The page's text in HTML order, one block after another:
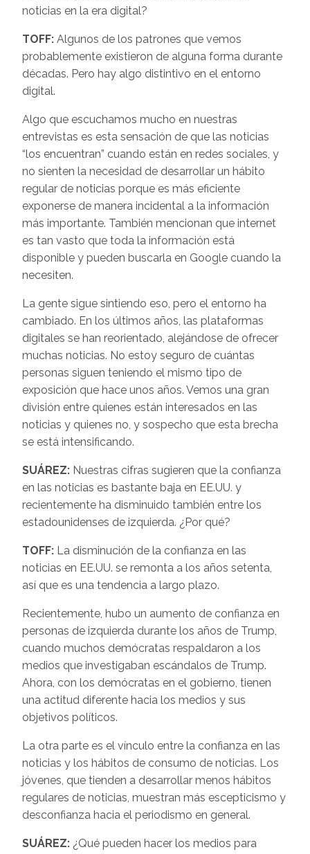
noticias en la era digital?
TOFF: Algunos de los patrones que vemos
probablemente existieron de alguna forma durante
décadas. Pero hay algo distintivo en el entorno
digital.
Algo que escuchamos mucho en nuestras
entrevistas es esta sensación de que las noticias
“los encuentran” cuando están en redes sociales, y
no sienten la necesidad de desarrollar un hábito
regular de noticias porque es más eficiente
exponerse de manera incidental a la información
más importante. También mencionan que internet
es tan vasto que toda la información está
disponible y pueden buscarla en Google cuando la
necesiten.
La gente sigue sintiendo eso, pero el entorno ha
cambiado. En los últimos años, las plataformas
digitales se han reorientado, alejándose de ofrecer
muchas noticias. No estoy seguro de cuántas
personas siguen teniendo el mismo tipo de
exposición que hace unos años. Vemos una gran
división entre quienes están interesados en las
noticias y quienes no, y sospecho que esta brecha
se está intensificando.
SUÁREZ: Nuestras cifras sugieren que la confianza
en las noticias es bastante baja en EE.UU. y
recientemente ha disminuido también entre los
estadounidenses de izquierda. ¿Por qué?
TOFF: La disminución de la confianza en las
noticias en EE.UU. se remonta a los años setenta,
así que es una tendencia a largo plazo.
Recientemente, hubo un aumento de confianza en
personas de izquierda durante los años de Trump,
cuando muchos demócratas respaldaron a los
medios que investigaban escándalos de Trump.
Ahora, con los demócratas en el gobierno, tienen
una actitud diferente hacia los medios y sus
objetivos políticos.
La otra parte es el vínculo entre la confianza en las
noticias y los hábitos de consumo de noticias. Los
jóvenes, que tienden a desarrollar menos hábitos
regulares de noticias, muestran más escepticismo y
desconfianza hacia el periodismo en general.
SUÁREZ: ¿Qué pueden hacer los medios para